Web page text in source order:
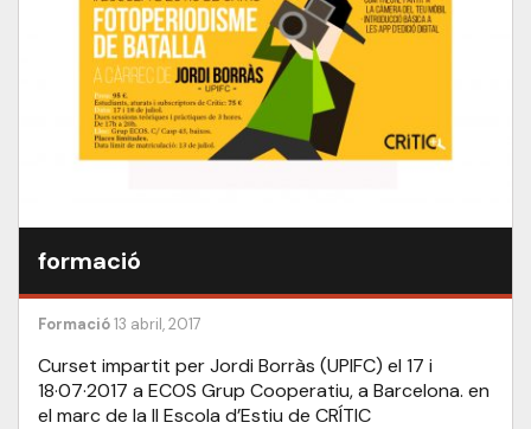
formació
Formació13 abril, 2017
Curset impartit per Jordi Borràs (UPIFC) el 17 i
18·07·2017 a ECOS Grup Cooperatiu, a Barcelona. en
el marc de la II Escola d’Estiu de CRÍTIC